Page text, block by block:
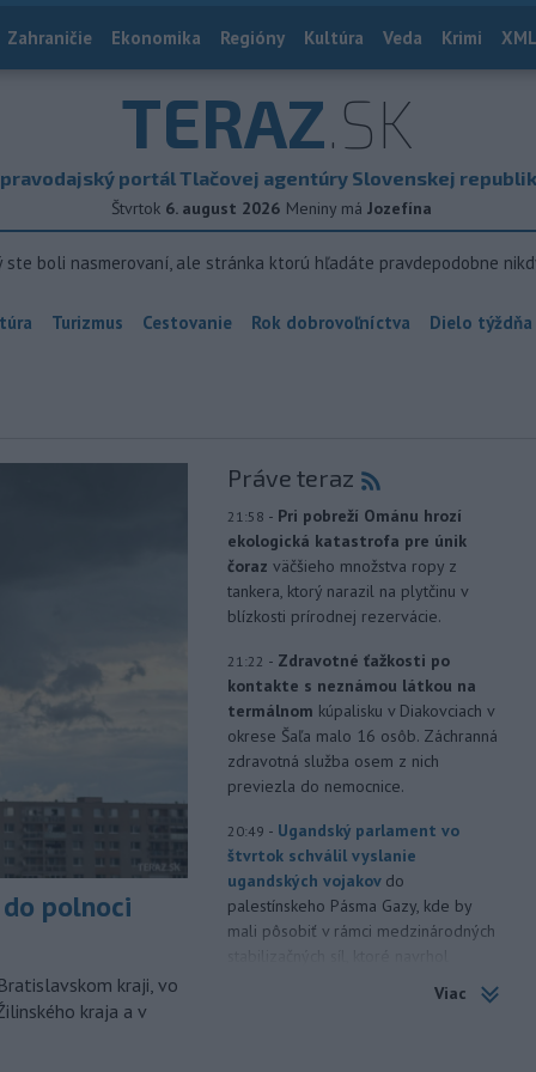
Zahraničie Ekonomika Regióny Kultúra Veda Krimi
TERAZ.SK
portál Tlačovej agentúry Slovenskej
Štvrtok 6. august 2026 Meniny má Jozefína
ste boli nasmerovaní, ale stránka ktorú hľadáte pravdepodobne
Turizmus Cestovanie Rok dobrovoľníctva Dielo týždňa
do polnoci
kraji, vo
kraja a v
Práve teraz
21:58 - Pri pobreží Ománu hrozí
ekologická katastrofa pre únik
čoraz väčšieho množstva ropy z
tankera, ktorý narazil na plytčinu v
blízkosti prírodnej rezervácie.
21:22 - Zdravotné ťažkosti po
kontakte s neznámou látkou na
termálnom kúpalisku v Diakovciach v
okrese Šaľa malo 16 osôb. Záchranná
zdravotná služba osem z nich
previezla do nemocnice.
20:49 - Ugandský parlament vo
štvrtok schválil vyslanie
ugandských vojakov do
palestínskeho Pásma Gazy, kde by
mali pôsobiť v rámci medzinárodných
Viac